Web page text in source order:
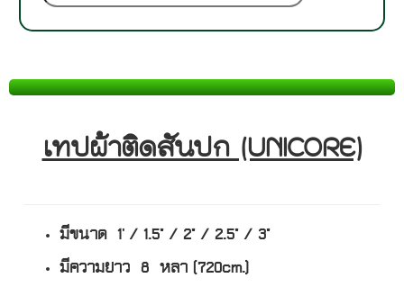
เทปผ้าติดสันปก (UNICORE)
มีขนาด 1' / 1.5" / 2" / 2.5" / 3"
มีความยาว 8 หลา (720cm.)